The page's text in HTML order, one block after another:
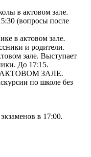
в актовом зале.
(вопросы после
в актовом зале.
и родители.
зале. Выступает
До 17:15.
АКТОВОМ ЗАЛЕ.
по школе без
в 17:00.